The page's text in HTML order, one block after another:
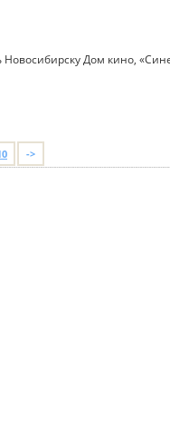
Новосибирску Дом кино,
->